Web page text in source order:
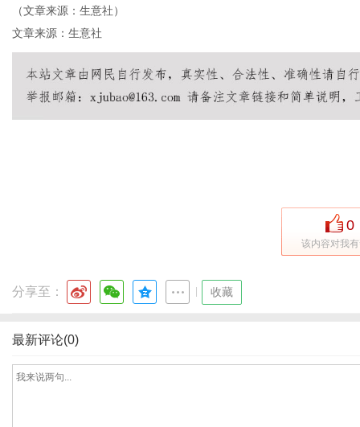
（文章来源：生意社）
文章来源：生意社
0
该内容对我
分享至： 收藏
最新评论(0)